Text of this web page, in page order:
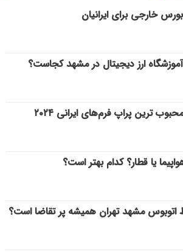
خارجی برای ایرانیان
ارز دیجیتال در مشهد کجاست؟
ترین پراپ فرم‌های ایرانی ۲۰۲۴
یا قطار؟ کدام بهتر است؟
اتوبوس مشهد تهران همیشه پر تقاضا است؟